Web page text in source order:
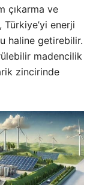
çıkarma ve
Türkiye’yi enerji
haline getirebilir.
madencilik
zincirinde